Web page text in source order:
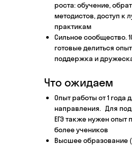
Что ожидаем
роста: обучение,
методистов, доступ к
практикам
Сильное сообщество.
готовые делиться
поддержка и
Опыт работы от 1 года
направления. Для
ЕГЭ также нужен опыт
более учеников
Высшее образование
Аудиоинтервью
10–20 минут
Отвечаете по-английски на 4
о вашем образовании и опыте
Начать